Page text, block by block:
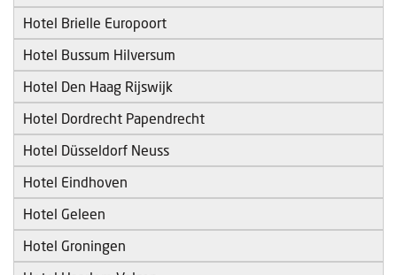
Hotel Brielle Europoort
Hotel Bussum Hilversum
Hotel Den Haag Rijswijk
Hotel Dordrecht Papendrecht
Hotel Düsseldorf Neuss
Hotel Eindhoven
Hotel Geleen
Hotel Groningen